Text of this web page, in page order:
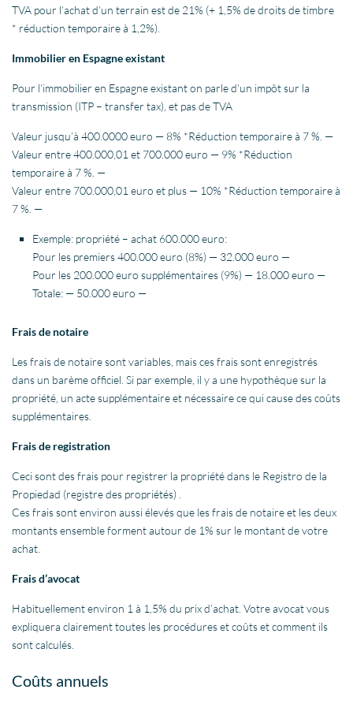
TVA pour l’achat d’un terrain est de 21% (+ 1,5% de droits de timbre
* réduction temporaire à 1,2%).
Immobilier en Espagne existant
Pour l’immobilier en Espagne existant on parle d’un impôt sur la
transmission (ITP – transfer tax), et pas de TVA
Valeur jusqu’à 400.0000 euro — 8% *Réduction temporaire à 7 %. —
Valeur entre 400.000,01 et 700.000 euro — 9% *Réduction
temporaire à 7 %. —
Valeur entre 700.000,01 euro et plus — 10% *Réduction temporaire à
7 %. —
Exemple: propriété – achat 600.000 euro:
Pour les premiers 400.000 euro (8%) — 32.000 euro —
Pour les 200.000 euro supplémentaires (9%) — 18.000 euro —
Totale: — 50.000 euro —
Frais de notaire
Les frais de notaire sont variables, mais ces frais sont enregistrés
dans un barème officiel. Si par exemple, il y a une hypothèque sur la
propriété, un acte supplémentaire et nécessaire ce qui cause des coûts
supplémentaires.
Frais de registration
Ceci sont des frais pour registrer la propriété dans le Registro de la
Propiedad (registre des propriétés) .
Ces frais sont environ aussi élevés que les frais de notaire et les deux
montants ensemble forment autour de 1% sur le montant de votre
achat.
Frais d’avocat
Habituellement environ 1 à 1,5% du prix d’achat. Votre avocat vous
expliquera clairement toutes les procédures et coûts et comment ils
sont calculés.
Coûts annuels